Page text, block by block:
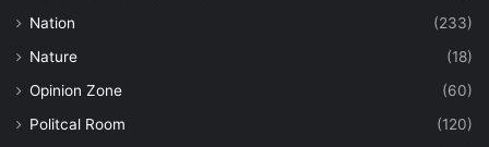
Nation
(233)
Nature
(18)
Opinion Zone
(60)
Politcal Room
(120)